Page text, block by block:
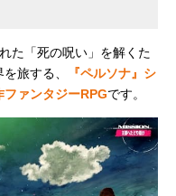
た「死の呪い」を解くた
旅する、
『ペルソナ』シ
ファンタジーRPGです。